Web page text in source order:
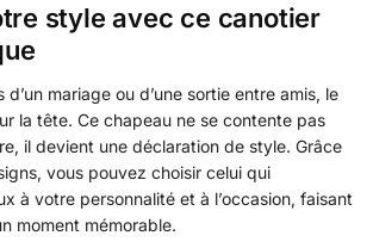
style avec ce canotier
mariage ou d’une sortie entre amis, le
la tête. Ce chapeau ne se contente pas
il devient une déclaration de style. Grâce
vous pouvez choisir celui qui
à votre personnalité et à l’occasion, faisant
moment mémorable.